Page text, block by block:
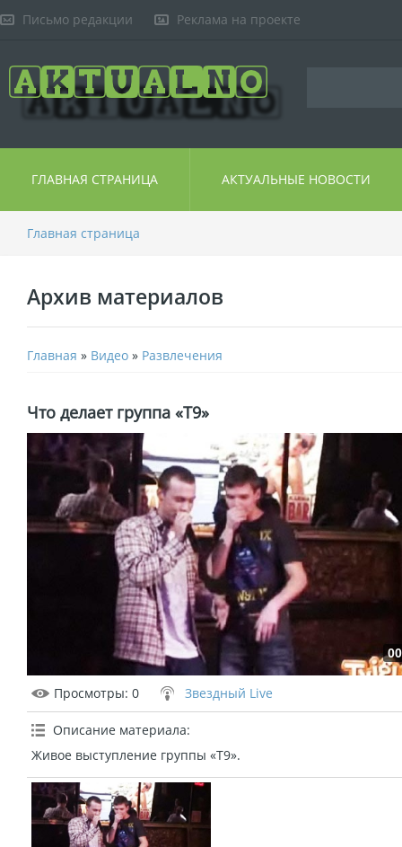
Письмо редакции Реклама на проекте
ГЛАВНАЯ СТРАНИЦА АКТУАЛЬНЫЕ НОВОСТИ
Главная страница
Архив материалов
Главная » Видео » Развлечения
Что делает группа «Т9»
Просмотры: 0 Звездный Live
Описание материала:
Живое выступление группы «Т9».